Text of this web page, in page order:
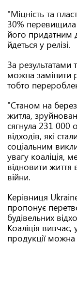
"Міцність та
30% перевищила
його придатним
йдеться у релізі.
За результатами
можна замінити
тобто
"Станом на
житла,
сягнула 231 000
відходів, які
соціальним
увагу коаліція,
відновити життя
війни.
Керівниця
пропонує
будівельних
Коаліція вивчає,
продукції можна